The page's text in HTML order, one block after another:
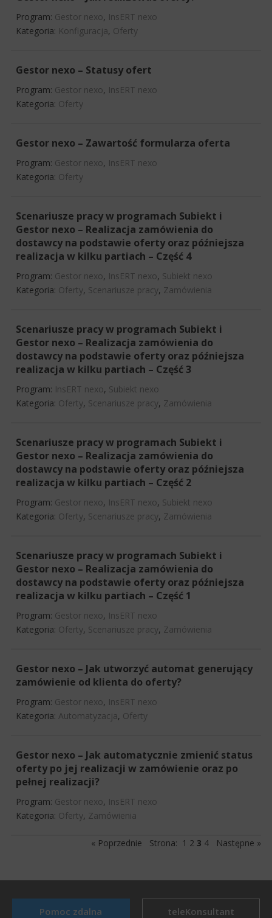
Program: Gestor nexo, InsERT nexo
Kategoria: Konfiguracja, Oferty
Gestor nexo – Statusy ofert
Program: Gestor nexo, InsERT nexo
Kategoria: Oferty
Gestor nexo – Zawartość formularza oferta
Program: Gestor nexo, InsERT nexo
Kategoria: Oferty
Scenariusze pracy w programach Subiekt i
Gestor nexo – Realizacja zamówienia do
dostawcy na podstawie oferty oraz późniejsza
realizacja w kilku partiach – Część 4
Program: Gestor nexo, InsERT nexo, Subiekt nexo
Kategoria: Oferty, Scenariusze pracy, Zamówienia
Scenariusze pracy w programach Subiekt i
Gestor nexo – Realizacja zamówienia do
dostawcy na podstawie oferty oraz późniejsza
realizacja w kilku partiach – Część 3
Program: InsERT nexo, Subiekt nexo
Kategoria: Oferty, Scenariusze pracy, Zamówienia
Scenariusze pracy w programach Subiekt i
Gestor nexo – Realizacja zamówienia do
dostawcy na podstawie oferty oraz późniejsza
realizacja w kilku partiach – Część 2
Program: Gestor nexo, InsERT nexo, Subiekt nexo
Kategoria: Oferty, Scenariusze pracy, Zamówienia
Scenariusze pracy w programach Subiekt i
Gestor nexo – Realizacja zamówienia do
dostawcy na podstawie oferty oraz późniejsza
realizacja w kilku partiach – Część 1
Program: Gestor nexo, InsERT nexo
Kategoria: Oferty, Scenariusze pracy, Zamówienia
Gestor nexo – Jak utworzyć automat generujący
zamówienie od klienta do oferty?
Program: Gestor nexo, InsERT nexo
Kategoria: Automatyzacja, Oferty
Gestor nexo – Jak automatycznie zmienić status
oferty po jej realizacji w zamówienie oraz po
pełnej realizacji?
Program: Gestor nexo, InsERT nexo
Kategoria: Oferty, Zamówienia
« Poprzednie Strona: 1 2 3 4 Następne »
Pomoc zdalna teleKonsultant